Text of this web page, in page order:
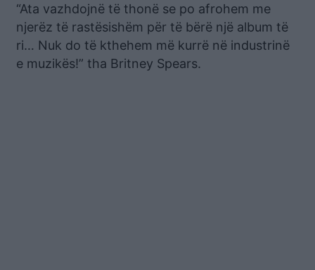
“Ata vazhdojnë të thonë se po afrohem me
njerëz të rastësishëm për të bërë një album të
ri… Nuk do të kthehem më kurrë në industrinë
e muzikës!” tha Britney Spears.